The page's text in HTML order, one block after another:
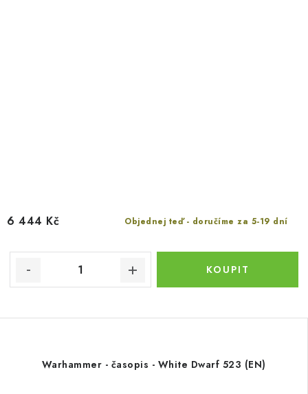
Objednej teď - doručíme za 5-19 dní
6 444 Kč
Warhammer - časopis - White Dwarf 523 (EN)